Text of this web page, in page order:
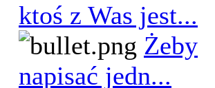
ktoś z Was jest...
Żeby
napisać jedn...